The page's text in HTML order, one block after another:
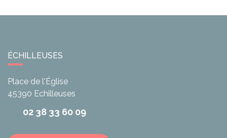
ÉCHILLEUSES
Place de l'Église
45390 Echilleuses
02 38 33 60 09